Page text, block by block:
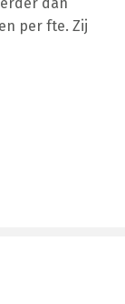
per fte. Zij